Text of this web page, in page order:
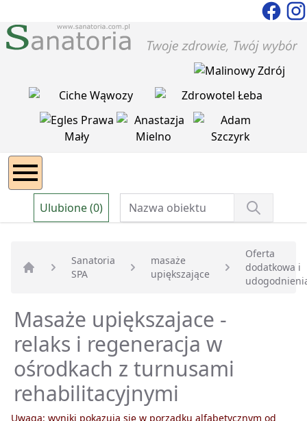
Ulubione (0)
Strona główna
Sanatoria
SPA
masaże
upiększające
Oferta
dodatkowa i
Masaże upiększajace -
relaks i regeneracja w
ośrodkach z turnusami
rehabilitacyjnymi
Uwaga: wyniki pokazują się w porządku alfabetycznym od